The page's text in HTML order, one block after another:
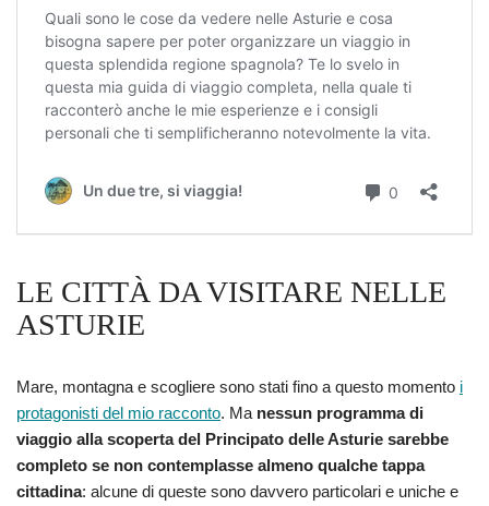
LE CITTÀ DA VISITARE NELLE
ASTURIE
Mare, montagna e scogliere sono stati fino a questo momento i
protagonisti del mio racconto. Ma nessun programma di
viaggio alla scoperta del Principato delle Asturie sarebbe
completo se non contemplasse almeno qualche tappa
cittadina: alcune di queste sono davvero particolari e uniche e